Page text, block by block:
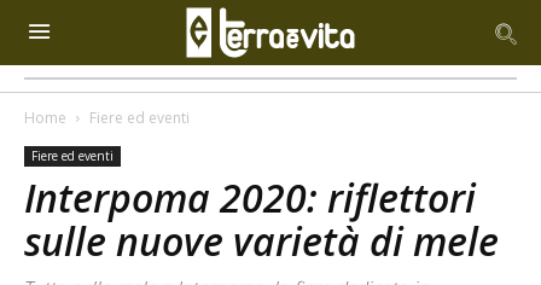
Home Fiere ed eventi
Fiere ed eventi
Interpoma 2020: riflettori
sulle nuove varietà di mele